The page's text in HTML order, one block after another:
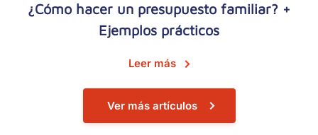
¿Cómo hacer un presupuesto familiar? +
Ejemplos prácticos
Leer más
Ver más artículos